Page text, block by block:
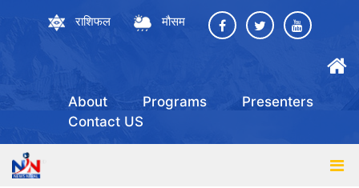
राशिफल मौसम
About Programs
Presenters
Contact US